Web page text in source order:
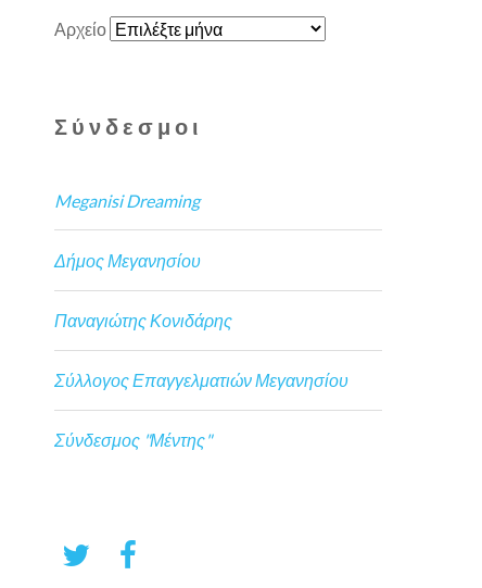
Αρχείο
Σύνδεσμοι
Meganisi Dreaming
Δήμος Μεγανησίου
Παναγιώτης Κονιδάρης
Σύλλογος Επαγγελματιών Μεγανησίου
Σύνδεσμος "Μέντης"